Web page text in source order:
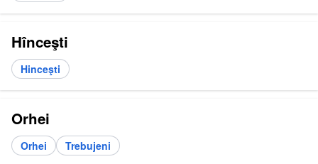
Hînceşti
Hinceşti
Orhei
Orhei Trebujeni